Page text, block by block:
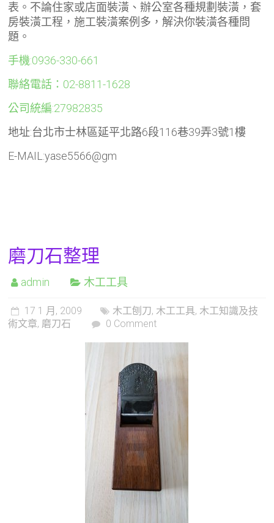
表。不論住家或店面裝潢、辦公室各種規劃裝潢，套
房裝潢工程，施工裝潢案例多，解決你裝潢各種問
題。
手機:0936-330-661
聯絡電話：02-8811-1628
公司統編:27982835
地址:台北市士林區延平北路6段116巷39弄3號1樓
E-MAIL:yase5566@gm
磨刀石整理
admin 木工工具
17 1 月, 2009 木工刨刀, 木工工具, 木工知識及技
術文章, 磨刀石 0 Comment